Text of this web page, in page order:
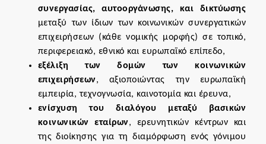
συνεργασίας, αυτοοργάνωσης, και δικτύωσης
μεταξύ των ίδιων των κοινωνικών συνεργατικών
επιχειρήσεων (κάθε νομικής μορφής) σε τοπικό,
περιφερειακό, εθνικό και ευρωπαϊκό επίπεδο,
εξέλιξη των δομών των κοινωνικών
επιχειρήσεων, αξιοποιώντας την ευρωπαϊκή
εμπειρία, τεχνογνωσία, καινοτομία και έρευνα,
ενίσχυση του διαλόγου μεταξύ βασικών
κοινωνικών εταίρων, ερευνητικών κέντρων και
της διοίκησης για τη διαμόρφωση ενός γόνιμου